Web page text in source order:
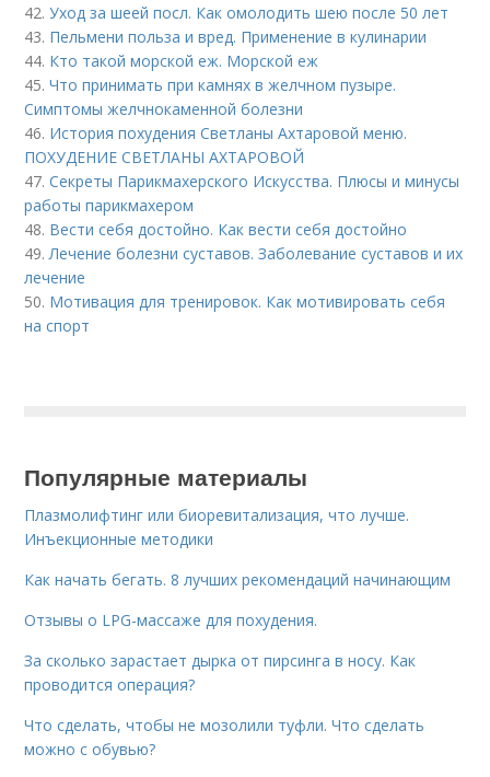
42.Уход за шеей посл. Как омолодить шею после 50 лет
43. Пельмени польза и вред. Применение в кулинарии
44. Кто такой морской еж. Морской еж
45.Что принимать при камнях в желчном пузыре.
Симптомы желчнокаменной болезни
46. История похудения Светланы Ахтаровой меню.
ПОХУДЕНИЕ СВЕТЛАНЫ АХТАРОВОЙ
47.Секреты Парикмахерского Искусства. Плюсы и минусы
работы парикмахером
48. Вести себя достойно. Как вести себя достойно
49. Лечение болезни суставов. Заболевание суставов и их
лечение
50. Мотивация для тренировок. Как мотивировать себя
на спорт
Популярные материалы
Плазмолифтинг или биоревитализация, что лучше.
Инъекционные методики
Как начать бегать. 8 лучших рекомендаций начинающим
Отзывы о LPG-массаже для похудения.
За сколько зарастает дырка от пирсинга в носу. Как
проводится операция?
Что сделать, чтобы не мозолили туфли. Что сделать
можно с обувью?